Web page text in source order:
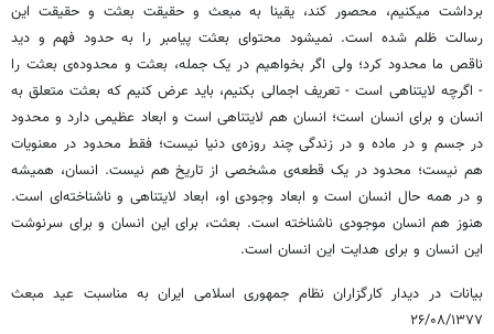
برداشت میکنیم، محصور کند، یقینا به مبعث و حقیقت بعثت و حقیقت این
رسالت ظلم شده است. نمیشود محتوای بعثت پیامبر را به حدود فهم و دید
ناقص ما محدود کرد؛ ولی اگر بخواهیم در یک جمله، بعثت و محدوده‌ی بعثت را
- اگرچه لایتناهی است - تعریف اجمالی بکنیم، باید عرض کنیم که بعثت متعلق به
انسان و برای انسان است؛ انسان هم لایتناهی است و ابعاد عظیمی دارد و محدود
در جسم و در ماده و در زندگی چند روزه‌ی دنیا نیست؛ فقط محدود در معنویات
هم نیست؛ محدود در یک قطعه‌ی مشخصی از تاریخ هم نیست. انسان، همیشه
و در همه حال انسان است و ابعاد وجودی او، ابعاد لایتناهی و ناشناخته‌ای است.
هنوز هم انسان موجودی ناشناخته است. بعثت، برای این انسان و برای سرنوشت
این انسان و برای هدایت این انسان است.
بیانات در دیدار کارگزاران نظام جمهوری اسلامی ایران به مناسبت عید مبعث
۲۶/۰۸/۱۳۷۷